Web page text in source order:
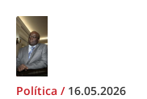
Política / 16.05.2026